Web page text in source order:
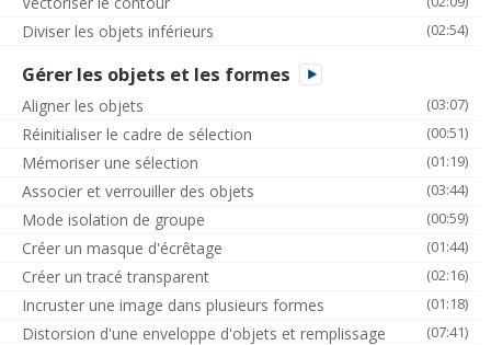
(02:54)
Diviser les objets inférieurs
Gérer les objets et les formes
(03:07)
Aligner les objets
(00:51)
Réinitialiser le cadre de sélection
(01:19)
Mémoriser une sélection
(03:44)
Associer et verrouiller des objets
(00:59)
Mode isolation de groupe
(01:44)
Créer un masque d'écrêtage
(02:16)
Créer un tracé transparent
(01:18)
Incruster une image dans plusieurs formes
(07:41)
Distorsion d'une enveloppe d'objets et remplissage